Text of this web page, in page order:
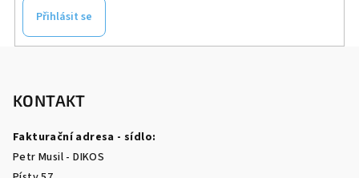
Přihlásit se
KONTAKT
Fakturační adresa - sídlo:
Petr Musil - DIKOS